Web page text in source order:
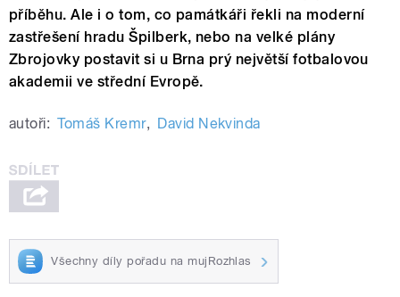
příběhu. Ale i o tom, co památkáři řekli na moderní
zastřešení hradu Špilberk, nebo na velké plány
Zbrojovky postavit si u Brna prý největší fotbalovou
akademii ve střední Evropě.
autoři: Tomáš Kremr, David Nekvinda
Všechny díly pořadu na mujRozhlas